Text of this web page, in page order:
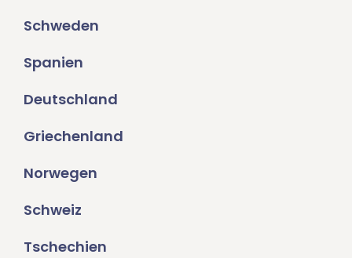
Schweden
Spanien
Deutschland
Griechenland
Norwegen
Schweiz
Tschechien